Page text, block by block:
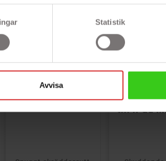
Statistik
Avvisa
iPad Air 2 fodral
från Streetz
till iPad